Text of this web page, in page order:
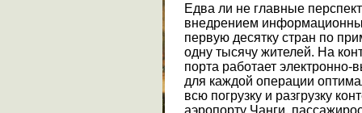
Едва ли не главные
внедрением
первую десятку стран по
одну тысячу жителей. На
порта работает
для каждой операции
всю погрузку и разгрузку
аэропорту Чанги,